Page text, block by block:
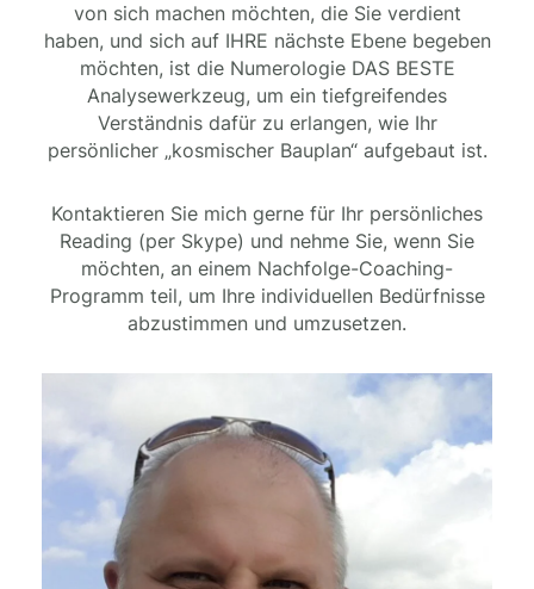
von sich machen möchten, die Sie verdient
haben, und sich auf IHRE nächste Ebene begeben
möchten, ist die Numerologie DAS BESTE
Analysewerkzeug, um ein tiefgreifendes
Verständnis dafür zu erlangen, wie Ihr
persönlicher „kosmischer Bauplan“ aufgebaut ist.
Kontaktieren Sie mich gerne für Ihr persönliches
Reading (per Skype) und nehme Sie, wenn Sie
möchten, an einem Nachfolge-Coaching-
Programm teil, um Ihre individuellen Bedürfnisse
abzustimmen und umzusetzen.